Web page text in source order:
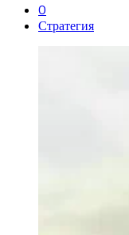
0
Стратегия